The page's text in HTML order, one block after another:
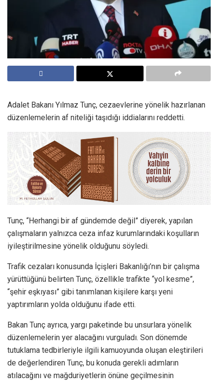
Adalet Bakanı Yılmaz Tunç, cezaevlerine yönelik hazırlanan
düzenlemelerin af niteliği taşıdığı iddialarını reddetti.
Tunç, “Herhangi bir af gündemde değil” diyerek, yapılan
çalışmaların yalnızca ceza infaz kurumlarındaki koşulların
iyileştirilmesine yönelik olduğunu söyledi.
Trafik cezaları konusunda İçişleri Bakanlığı’nın bir çalışma
yürüttüğünü belirten Tunç, özellikle trafikte “yol kesme”,
“şehir eşkıyası” gibi tanımlanan kişilere karşı yeni
yaptırımların yolda olduğunu ifade etti.
Bakan Tunç ayrıca, yargı paketinde bu unsurlara yönelik
düzenlemelerin yer alacağını vurguladı. Son dönemde
tutuklama tedbirleriyle ilgili kamuoyunda oluşan eleştirileri
de değerlendiren Tunç, bu konuda gerekli adımların
atılacağını ve mağduriyetlerin önüne geçilmesinin